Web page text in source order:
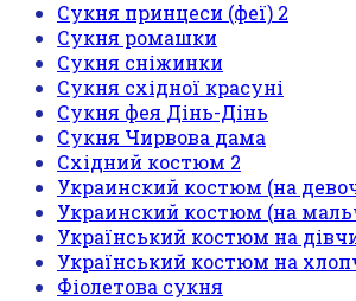
Сукня принцеси (феї) 2
Сукня ромашки
Сукня сніжинки
Сукня східної красуні
Сукня фея Дінь-Дінь
Сукня Чирвова дама
Східний костюм 2
Украинский костюм (на
Украинский костюм (на
Український костюм на
Український костюм на
Фіолетова сукня